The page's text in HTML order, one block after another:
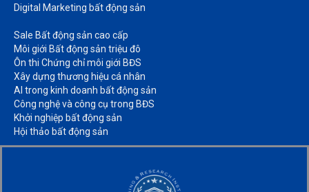
Digital Marketing bất động sản​
Sale Bất động sản cao cấp​
Môi giới Bất động sản triệu đô​
Ôn thi Chứng chỉ môi giới BĐS​
Xây dựng thương hiệu cá nhân​
AI trong kinh doanh bất động sản​
Công nghệ và công cụ trong BĐS​
Khởi nghiệp bất động sản​
Hội thảo bất động sản​